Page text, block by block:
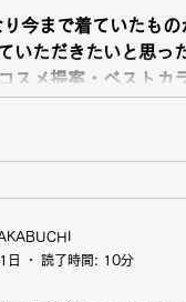
今まで着ていたもの
だきたいと思った」と プレ
スメ提案・ベストカ
日
読了時間: 10分